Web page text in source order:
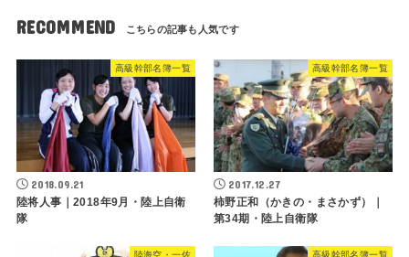
RECOMMEND
高級幹部名簿一覧
2018.09.21
陸将人事｜2018年9月・陸上自衛
隊
高級幹部名簿一覧
2017.12.27
柿野正和（かきの・まさかず）｜
第34期・陸上自衛隊
陸海空・一佐 高級幹部名簿一覧